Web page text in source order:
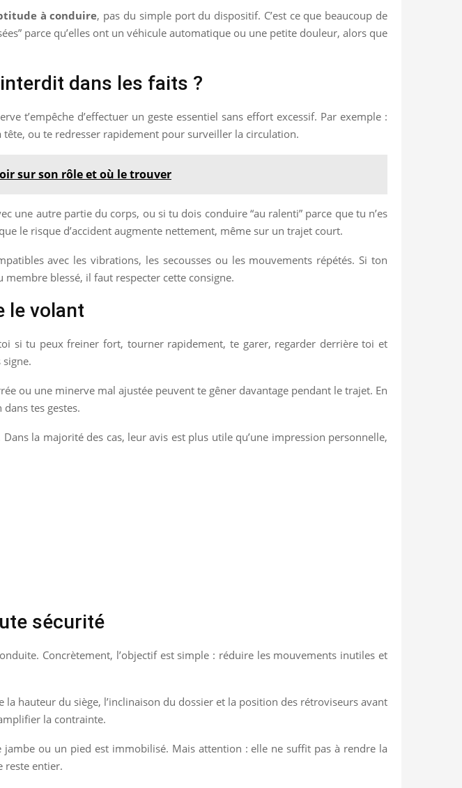
à conduire, pas du simple port du dispositif. C’est ce que beaucoup de
parce qu’elles ont un véhicule automatique ou une petite douleur, alors que
dans les faits ?
t’empêche d’effectuer un geste essentiel sans effort excessif. Par exemple :
ou te redresser rapidement pour surveiller la circulation.
sur son rôle et où le trouver
autre partie du corps, ou si tu dois conduire “au ralenti” parce que tu n’es
le risque d’accident augmente nettement, même sur un trajet court.
avec les vibrations, les secousses ou les mouvements répétés. Si ton
blessé, il faut respecter cette consigne.
le volant
si tu peux freiner fort, tourner rapidement, te garer, regarder derrière toi et
ou une minerve mal ajustée peuvent te gêner davantage pendant le trajet. En
tes gestes.
la majorité des cas, leur avis est plus utile qu’une impression personnelle,
sécurité
Concrètement, l’objectif est simple : réduire les mouvements inutiles et
hauteur du siège, l’inclinaison du dossier et la position des rétroviseurs avant
la contrainte.
ou un pied est immobilisé. Mais attention : elle ne suffit pas à rendre la
reste entier.